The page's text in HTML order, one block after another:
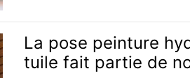
La pose peinture
tuile fait partie de